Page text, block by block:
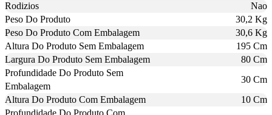
Rodizios
Nao
Peso Do Produto
30,2 Kg
Peso Do Produto Com Embalagem
30,6 Kg
Altura Do Produto Sem Embalagem
195 Cm
Largura Do Produto Sem Embalagem
80 Cm
Profundidade Do Produto Sem
Embalagem
30 Cm
Altura Do Produto Com Embalagem
10 Cm